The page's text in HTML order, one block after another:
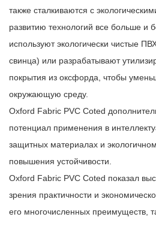
также сталкиваются с
развитию технологий все больше и
используют экологически чистые
свинца) или разрабатывают
покрытия из оксфорда, чтобы
окружающую среду.
Oxford Fabric PVC Coted
потенциал применения в
защитных материалах и
повышения устойчивости.
Oxford Fabric PVC Coted показал
зрения практичности и
его многочисленных преимуществ,